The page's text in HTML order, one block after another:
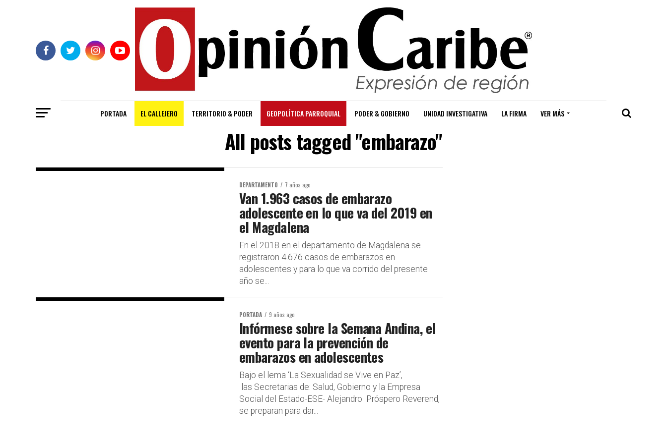
PORTADA EL CALLEJERO TERRITORIO & PODER GEOPOLÍTICA PARROQUIAL PODER & GOBIERNO UNIDAD INVESTIGATIVA LA FIRMA VER MÁS
All posts tagged "embarazo"
DEPARTAMENTO 7 años ago
Van 1.963 casos de embarazo
adolescente en lo que va del 2019 en
el Magdalena
En el 2018 en el departamento de Magdalena se
registraron 4.676 casos de embarazos en
adolescentes y para lo que va corrido del presente
año se...
PORTADA 9 años ago
Infórmese sobre la Semana Andina, el
evento para la prevención de
embarazos en adolescentes
Bajo el lema ‘La Sexualidad se Vive en Paz’,
las Secretarias de: Salud, Gobierno y la Empresa
Social del Estado-ESE- Alejandro Próspero Reverend,
se preparan para dar...